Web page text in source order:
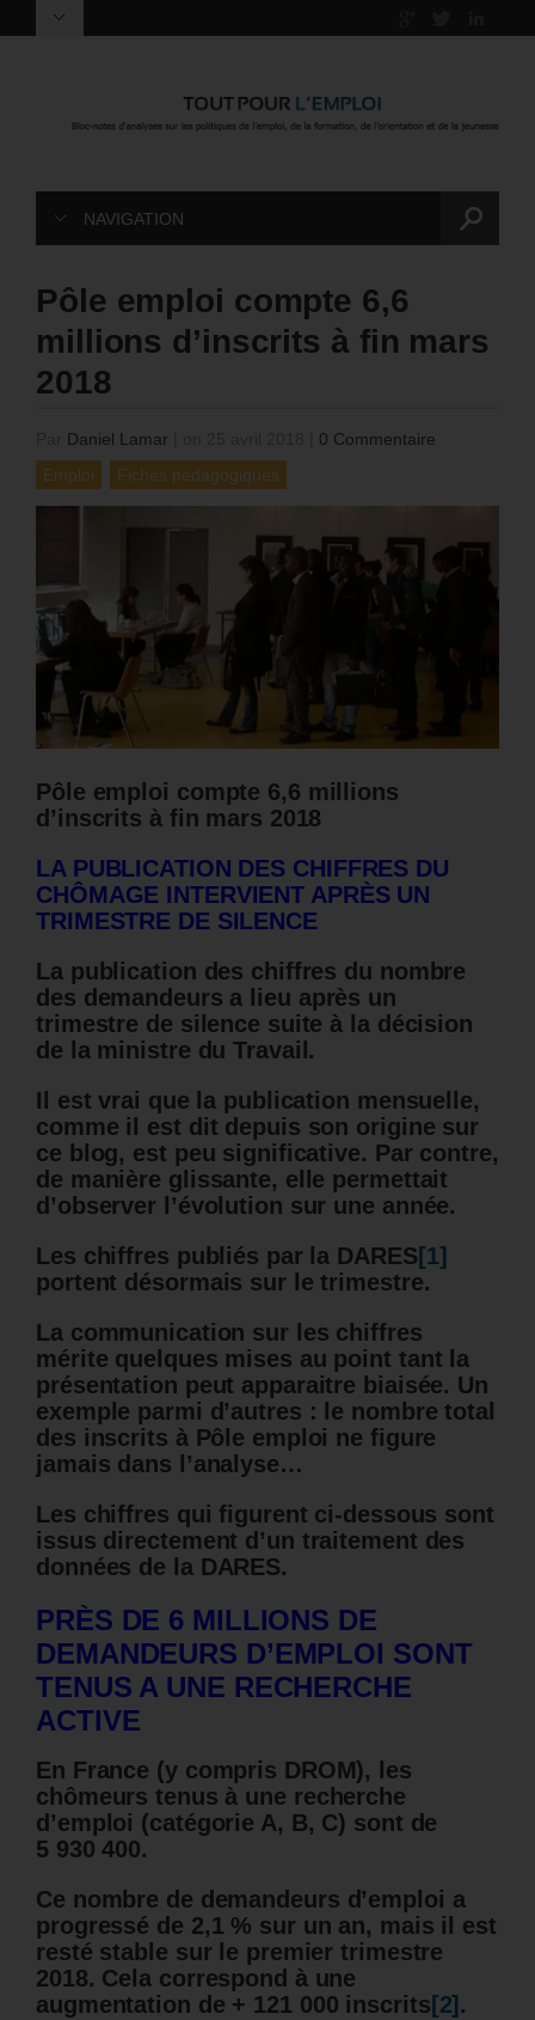
NAVIGATION
Pôle emploi compte 6,6
millions d’inscrits à fin mars
2018
Daniel Lamar
0 Commentaire
Emploi
Fiches pédagogiques
Pôle emploi compte 6,6 millions
d’inscrits à fin mars 2018
LA PUBLICATION DES CHIFFRES DU
CHÔMAGE INTERVIENT APRÈS UN
TRIMESTRE DE SILENCE
La publication des chiffres du nombre
des demandeurs a lieu après un
trimestre de silence suite à la décision
de la ministre du Travail.
Il est vrai que la publication mensuelle,
comme il est dit depuis son origine sur
ce blog, est peu significative. Par contre,
de manière glissante, elle permettait
d’observer l’évolution sur une année.
Les chiffres publiés par la DARES [1]
portent désormais sur le trimestre.
La communication sur les chiffres
mérite quelques mises au point tant la
présentation peut apparaitre biaisée. Un
exemple parmi d’autres : le nombre total
des inscrits à Pôle emploi ne figure
jamais dans l’analyse…
Les chiffres qui figurent ci-dessous sont
issus directement d’un traitement des
données de la DARES.
PRÈS DE 6 MILLIONS DE
DEMANDEURS D’EMPLOI SONT
TENUS A UNE RECHERCHE
ACTIVE
En France (y compris DROM), les
chômeurs tenus à une recherche
d’emploi (catégorie A, B, C) sont de
5 930 400.
Ce nombre de demandeurs d’emploi a
progressé de 2,1 % sur un an, mais il est
resté stable sur le premier trimestre
2018. Cela correspond à une
augmentation de + 121 000 inscrits [2] .